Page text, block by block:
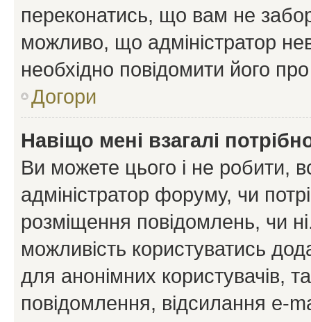
переконатись, що вам не
можливо, що адміністратор
необхідно повідомити його
Догори
Навіщо мені взагалі
Ви можете цього і не робити,
адміністратор форуму, чи
розміщення повідомлень, чи
можливість користуватись
для анонімних користувачів,
повідомлення, відсилання e-